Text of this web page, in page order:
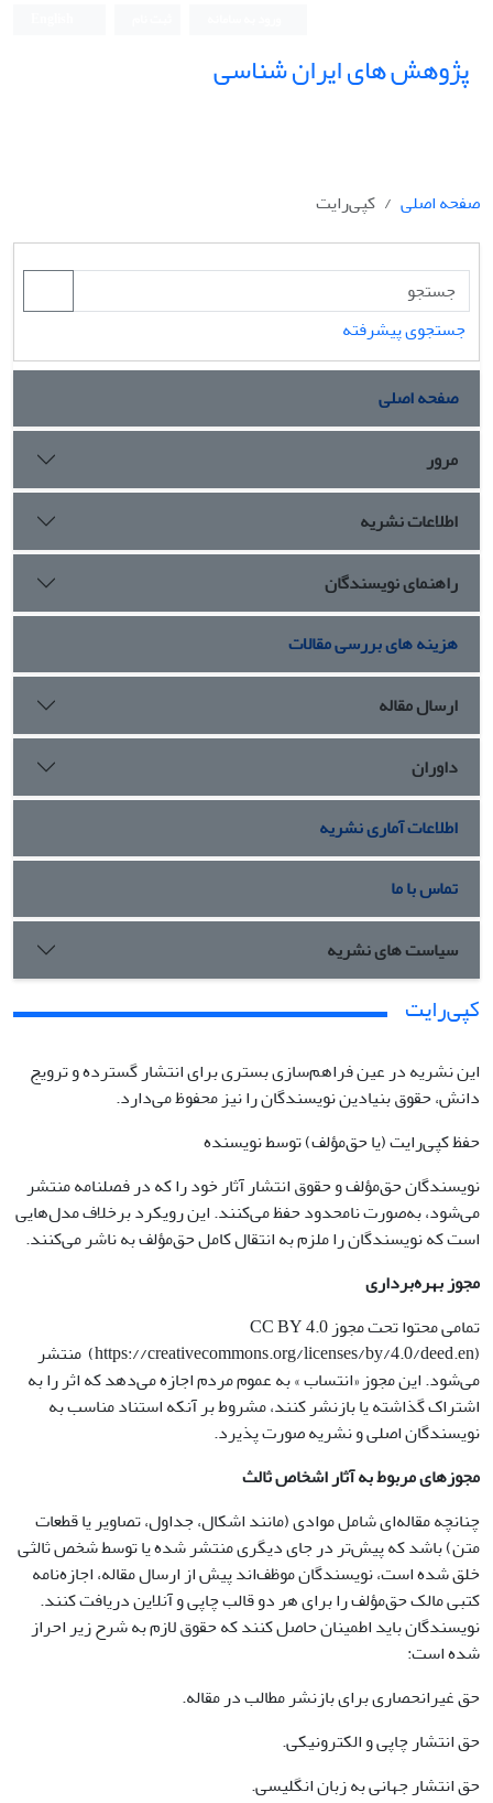
پژوهش های ایران شناسی
صفحه اصلی کپی‌رایت
جستجوی پیشرفته
صفحه اصلی
مرور
اطلاعات نشریه
راهنمای نویسندگان
هزینه های بررسی مقالات
ارسال مقاله
داوران
اطلاعات آماری نشریه
تماس با ما
سیاست های نشریه
کپی‌رایت
این نشریه در عین فراهم‌سازی بستری برای انتشار گسترده و ترویج
دانش، حقوق بنیادین نویسندگان را نیز محفوظ می‌دارد.
حفظ کپی‌رایت (یا حق‌مؤلف) توسط نویسنده
نویسندگان حق‌مؤلف و حقوق انتشار آثار خود را که در فصلنامه منتشر
می‌شود، به‌صورت نامحدود حفظ می‌کنند. این رویکرد برخلاف مدل‌هایی
است که نویسندگان را ملزم به انتقال کامل حق‌مؤلف به ناشر می‌کنند.
مجوز بهره‌برداری
تمامی محتوا تحت مجوز CC BY 4.0
(https://creativecommons.org/licenses/by/4.0/deed.en) منتشر
می‌شود. این مجوز «انتساب » به عموم مردم اجازه می‌دهد که اثر را به
اشتراک گذاشته یا بازنشر کنند، مشروط بر آنکه استناد مناسب به
نویسندگان اصلی و نشریه صورت پذیرد.
مجوزهای مربوط به آثار اشخاص ثالث
چنانچه مقاله‌ای شامل موادی (مانند اشکال، جداول، تصاویر یا قطعات
متن) باشد که پیش‌تر در جای دیگری منتشر شده یا توسط شخص ثالثی
خلق شده است، نویسندگان موظف‌اند پیش از ارسال مقاله، اجازه‌نامه
کتبی مالک حق‌مؤلف را برای هر دو قالب چاپی و آنلاین دریافت کنند.
نویسندگان باید اطمینان حاصل کنند که حقوق لازم به شرح زیر احراز
شده است:
حق غیرانحصاری برای بازنشر مطالب در مقاله.
حق انتشار چاپی و الکترونیکی.
حق انتشار جهانی به زبان انگلیسی.